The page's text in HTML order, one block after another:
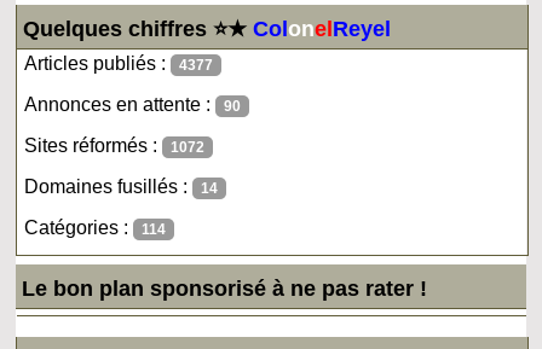
Quelques chiffres ⭐★ColonelReyel
Articles publiés : 4377
Annonces en attente : 90
Sites réformés : 1072
Domaines fusillés : 14
Catégories : 114
Le bon plan sponsorisé à ne pas rater !